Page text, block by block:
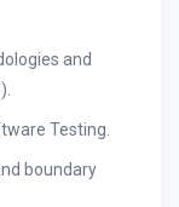
and
Testing.
boundary